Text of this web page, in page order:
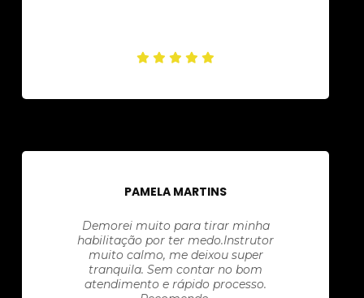
PAMELA MARTINS
Demorei muito para tirar minha
habilitação por ter medo.Instrutor
muito calmo, me deixou super
tranquila. Sem contar no bom
atendimento e rápido processo.